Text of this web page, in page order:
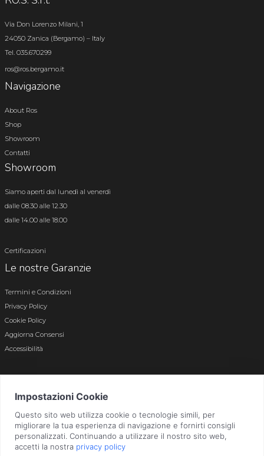
Via Don Lorenzo Milani, 1
24050 Zanica (Bergamo) – Italy
Tel. 035.670299
ros@ros.bergamo.it
Navigazione
About Ros
Shop
Showroom
Contatti
Showroom
Siamo aperti dal lunedì al venerdì
dalle 08.30 alle 12.30
dalle 14.00 alle 18.00
Certificazioni
Le nostre Garanzie
Termini e Condizioni
Privacy Policy
Cookie Policy
Aggiorna Consensi
Accessibilità
Bergamo n. 01496180165 · Capitale Sociale i.v. € 800.000,00